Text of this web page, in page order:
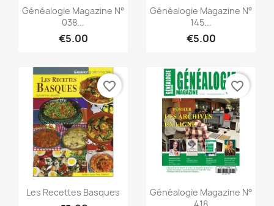
Quick view
Généalogie Magazine N°
038...
€5.00
Quick view
Généalogie Magazine N°
145...
€5.00
Quick view
Les Recettes Basques
favorite_border
Quick view
Généalogie Magazine N°
favorite_border